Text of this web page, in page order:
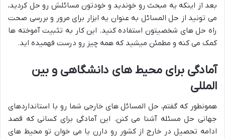
بعد از اینکه یه مبحث رو خوندید و خودتون مسائلش رو حل کردید،
می تونید از حل المسائل به عنوان یه ابزار برای مرور و بررسی صحت
راه حل های شخصیتون استفاده کنید. این کار به تثبیت آموخته ها
کمک می کنه و مطمئن میشید که همه چیز رو درست فهمیده اید.
آمادگی برای محیط های دانشگاهی و بین
المللی
همونطور که گفتم، حل المسائل های خارجی شما رو با استانداردهای
جهانی حل مسئله آشنا می کنن. این آمادگی برای کسانی که قصد
ادامه تحصیل در خارج از کشور رو دارن یا می خوان تو محیط های